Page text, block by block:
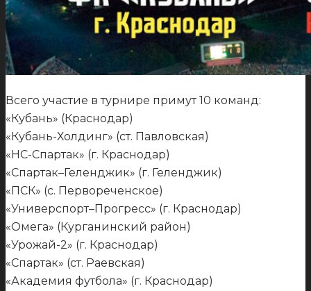
Всего участие в турнире примут 10 команд:
«Кубань» (Краснодар)
«Кубань-Холдинг» (ст. Павловская)
«НС-Спартак» (г. Краснодар)
«Спартак–Геленджик» (г. Геленджик)
«ПСК» (с. Первореченское)
«Универспорт–Прогресс» (г. Краснодар)
«Омега» (Курганинский район)
«Урожай-2» (г. Краснодар)
«Спартак» (ст. Раевская)
«Академия футбола» (г. Краснодар)